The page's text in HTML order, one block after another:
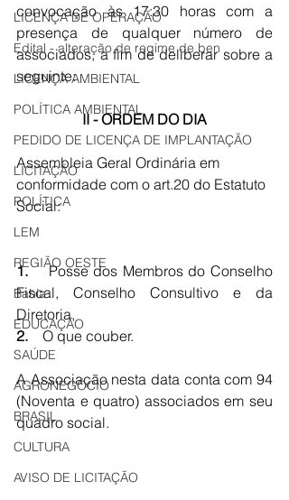
LICENÇA DE OPERAÇÃO
Edital - alteração de regime de ben
LICENÇA AMBIENTAL
POLÍTICA AMBIENTAL
PEDIDO DE LICENÇA DE IMPLANTAÇÃO
LICITAÇÃO
POLÍTICA
LEM
REGIÃO OESTE
Bahia
EDUCAÇÃO
SAÚDE
AGRONEGÓCIO
BRASIL
CULTURA
AVISO DE LICITAÇÃO
convocação às 17:30 horas com a
presença de qualquer número de
associados, a fim de deliberar sobre a
seguinte:
II - ORDEM DO DIA
Assembleia Geral Ordinária em
conformidade com o art.20 do Estatuto
Social:
1. Posse dos Membros do Conselho
Fiscal, Conselho Consultivo e da
Diretoria,
2. O que couber.
A Associação nesta data conta com 94
(Noventa e quatro) associados em seu
quadro social.